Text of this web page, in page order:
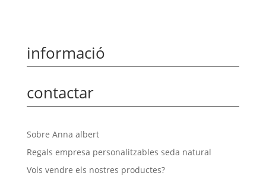
informació
contactar
Sobre Anna albert
Regals empresa personalitzables seda natural
Vols vendre els nostres productes?